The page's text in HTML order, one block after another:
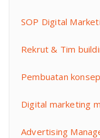
SOP Digital
Rekrut & Tim
Pembuatan
Digital marketing
Advertising